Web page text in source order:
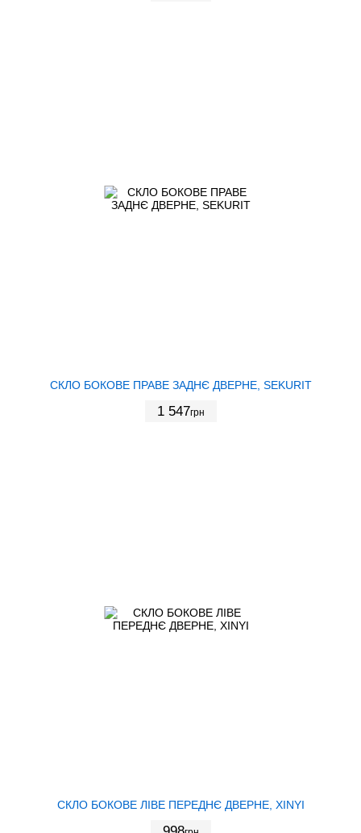
СКЛО БОКОВЕ ПРАВЕ ЗАДНЄ ДВЕРНЕ, SEKURIT
1 547грн
СКЛО БОКОВЕ ЛІВЕ ПЕРЕДНЄ ДВЕРНЕ, XINYI